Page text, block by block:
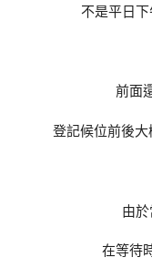
不是平日
前面
登記候位前後
由
在等待